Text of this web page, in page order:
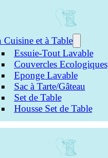
Cuisine et à Table
Essuie-Tout Lavable
Couvercles Ecologiques
Eponge Lavable
Sac à Tarte/Gâteau
Set de Table
Housse Set de Table